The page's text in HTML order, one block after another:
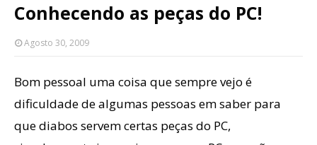
Conhecendo as peças do PC!
Agosto 30, 2009
Bom pessoal uma coisa que sempre vejo é
dificuldade de algumas pessoas em saber para
que diabos servem certas peças do PC,